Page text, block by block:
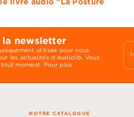
la newsletter
utilisée pour vous
les actualités d'Audiolib. Vous
moment. Pour plus
NOTRE CATALOGUE